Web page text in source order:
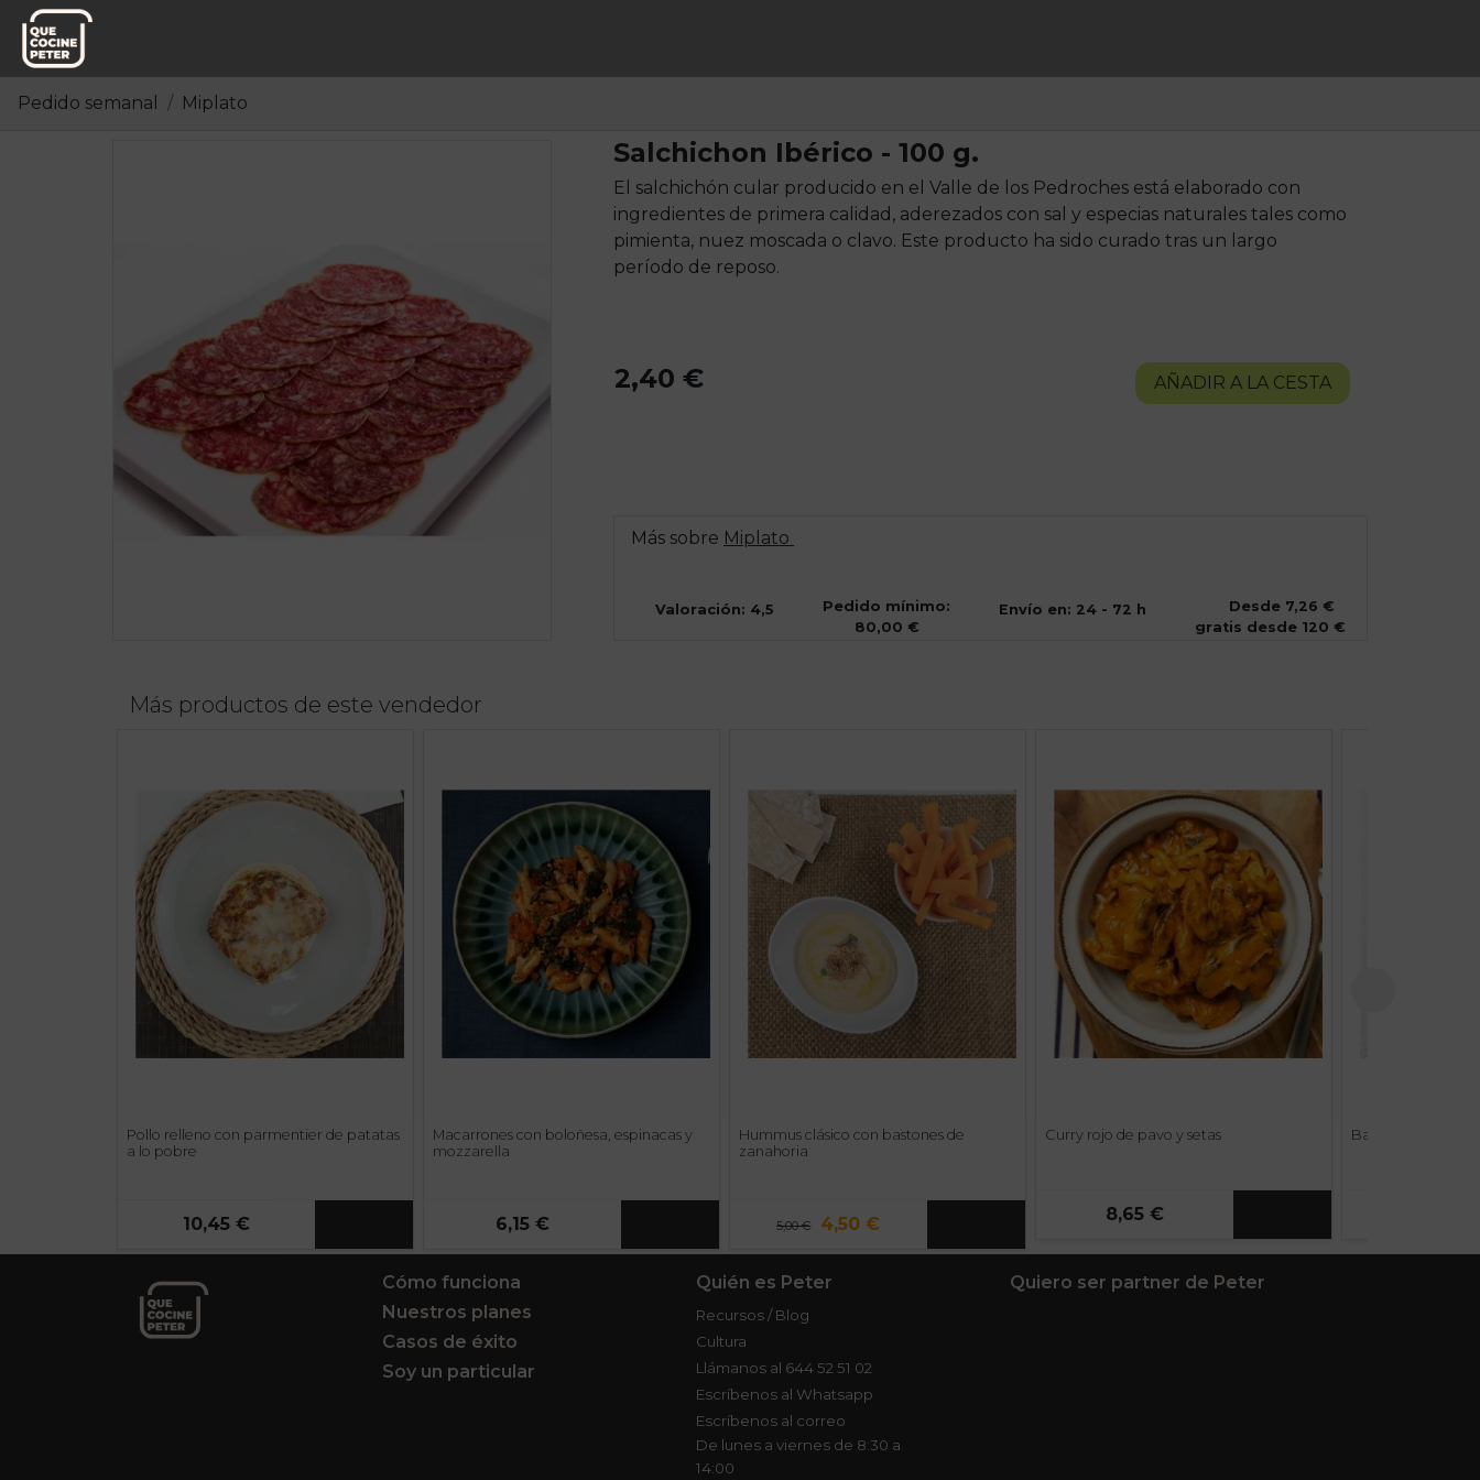
Pedido semanal Miplato
Salchichon Ibérico - 100 g.
El salchichón cular producido en el Valle de los Pedroches está elaborado con
ingredientes de primera calidad, aderezados con sal y especias naturales tales como
pimienta, nuez moscada o clavo. Este producto ha sido curado tras un largo
período de reposo.
2,40 € AÑADIR A LA CESTA
Más sobre Miplato
Valoración: 4,5
Pedido mínimo:
80,00 €
Envío en: 24 - 72 h
Desde 7,26 €
gratis desde 120 €
Más productos de este vendedor
Pollo relleno con parmentier de patatas
a lo pobre
10,45 €
Macarrones con boloñesa, espinacas y
mozzarella
6,15 €
Hummus clásico con bastones de
zanahoria
5,00 € 4,50 €
Curry rojo de pavo y setas
8,65 €
Bacalao al ajo
Cómo funciona
Nuestros planes
Casos de éxito
Soy un particular
Quién es Peter
Recursos / Blog
Cultura
Llámanos al 644 52 51 02
Escríbenos al Whatsapp
Escríbenos al correo
De lunes a viernes de 8:30 a
14:00
Quiero ser partner de Peter